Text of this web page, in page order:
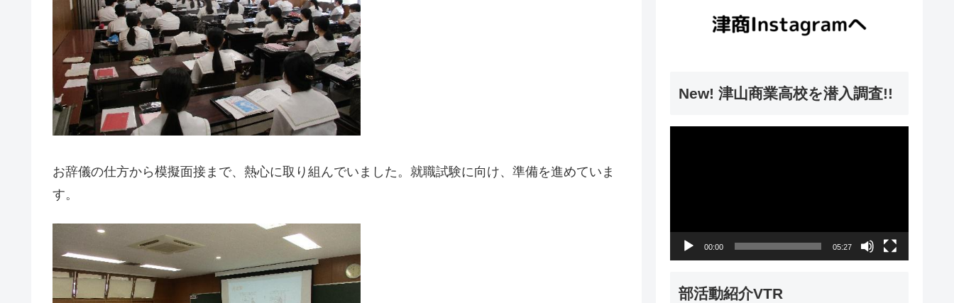
お辞儀の仕方から模擬面接まで、熱心に取り組んでいました。就職試験に向け、準備を進めていま
す。
New! 津山商業高校を潜入調査!!
00:00 05:27
部活動紹介VTR